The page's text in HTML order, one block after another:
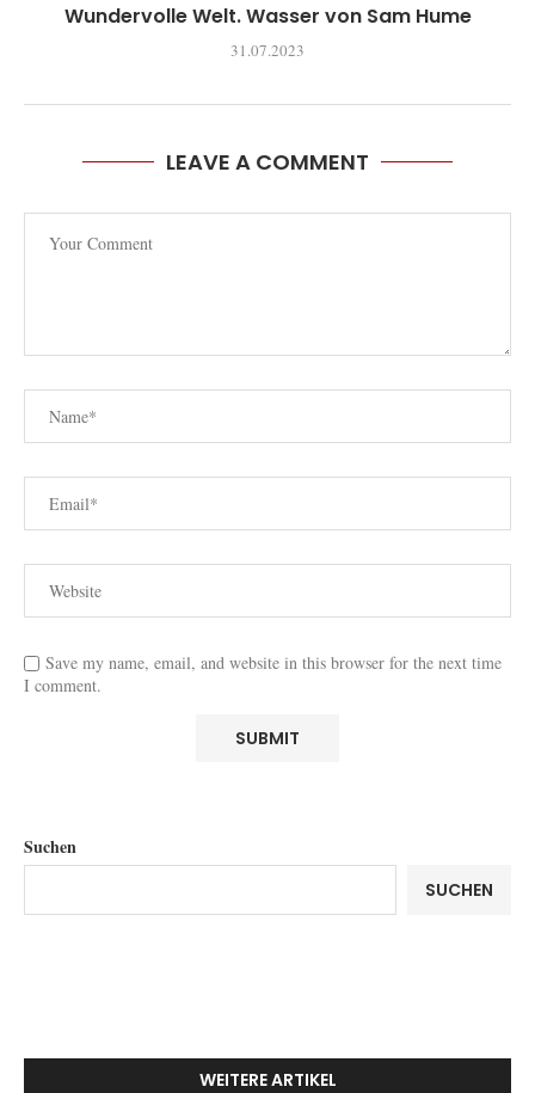
Wundervolle Welt. Wasser von Sam Hume
31.07.2023
LEAVE A COMMENT
Save my name, email, and website in this browser for the next time
I comment.
Suchen
SUCHEN
WEITERE ARTIKEL